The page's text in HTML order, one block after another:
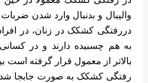
والیبال و بدنبال وارد شدن
دررفتگی کشکک در زنان، در
به هم چسبیده دارند و در
بالاتر از معمول قرار گرفته است
رفتگی کشکک به صورت جابجا